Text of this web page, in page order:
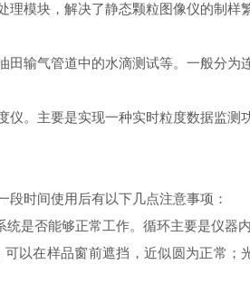
块，解决了静态颗粒图像仪的制样
气管道中的水滴测试等。一般分为
。主要是实现一种实时粒度数据监测功
时间使用后有以下几点注意事项：
否能够正常工作。循环主要是仪器
在样品窗前遮挡，近似圆为正常；